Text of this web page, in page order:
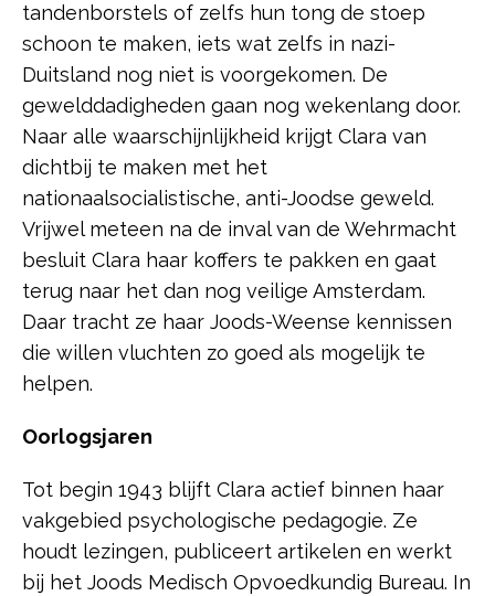
tandenborstels of zelfs hun tong de stoep
schoon te maken, iets wat zelfs in nazi-
Duitsland nog niet is voorgekomen. De
gewelddadigheden gaan nog wekenlang door.
Naar alle waarschijnlijkheid krijgt Clara van
dichtbij te maken met het
nationaalsocialistische, anti-Joodse geweld.
Vrijwel meteen na de inval van de Wehrmacht
besluit Clara haar koffers te pakken en gaat
terug naar het dan nog veilige Amsterdam.
Daar tracht ze haar Joods-Weense kennissen
die willen vluchten zo goed als mogelijk te
helpen.
Oorlogsjaren
Tot begin 1943 blijft Clara actief binnen haar
vakgebied psychologische pedagogie. Ze
houdt lezingen, publiceert artikelen en werkt
bij het Joods Medisch Opvoedkundig Bureau. In